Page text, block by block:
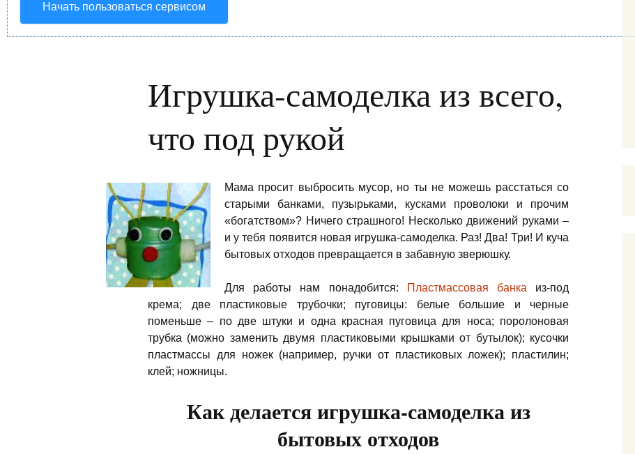
Начать пользоваться сервисом
Игрушка-самоделка из всего,
что под рукой
Мама просит выбросить мусор, но ты не можешь расстаться со
старыми банками, пузырьками, кусками проволоки и прочим
«богатством»? Ничего страшного! Несколько движений руками –
и у тебя появится новая игрушка-самоделка. Раз! Два! Три! И куча
бытовых отходов превращается в забавную зверюшку.
Для работы нам понадобится: Пластмассовая банка из-под
крема; две пластиковые трубочки; пуговицы: белые большие и черные
поменьше – по две штуки и одна красная пуговица для носа; поролоновая
трубка (можно заменить двумя пластиковыми крышками от бутылок); кусочки
пластмассы для ножек (например, ручки от пластиковых ложек); пластилин;
клей; ножницы.
Как делается игрушка-самоделка из
бытовых отходов